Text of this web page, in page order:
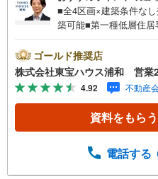
■全4区画×建築条件な
築可能■第一種低層住
休）こちらの時間帯は
にご案内できますぜひ
ライフソリューション
提携金利〔一例〕東宝
期間引下げプラン⇒住
9％》と某信用金庫金
で（審査・要件があり
ゴールド推奨店
株式会社東宝ハウス浦和 営業
4.92 不動産
資料をもらう
電話する